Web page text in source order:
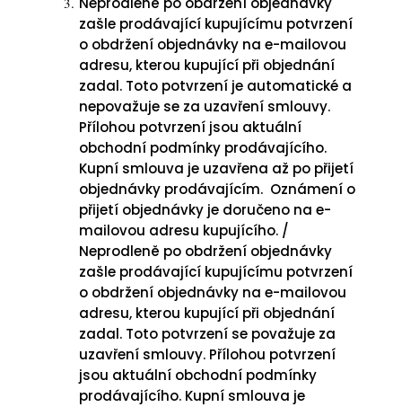
zašle prodávající kupujícímu potvrzení
o obdržení objednávky na e-mailovou
adresu, kterou kupující při objednání
zadal. Toto potvrzení je automatické a
nepovažuje se za uzavření smlouvy.
Přílohou potvrzení jsou aktuální
obchodní podmínky prodávajícího.
Kupní smlouva je uzavřena až po přijetí
objednávky prodávajícím. Oznámení o
přijetí objednávky je doručeno na e-
mailovou adresu kupujícího. /
Neprodleně po obdržení objednávky
zašle prodávající kupujícímu potvrzení
o obdržení objednávky na e-mailovou
adresu, kterou kupující při objednání
zadal. Toto potvrzení se považuje za
uzavření smlouvy. Přílohou potvrzení
jsou aktuální obchodní podmínky
prodávajícího. Kupní smlouva je